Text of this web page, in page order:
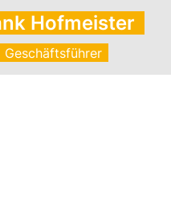
Hofmeister
Geschäftsführer